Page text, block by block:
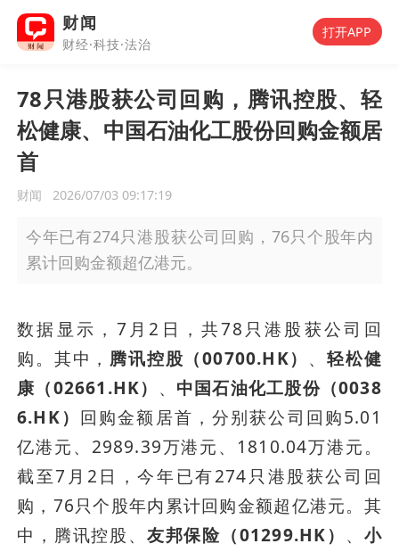
财闻
财经·科技·法治
打开APP
78只港股获公司回购，腾讯控股、轻
松健康、中国石油化工股份回购金额居
首
财闻 2026/07/03 09:17:19
今年已有274只港股获公司回购，76只个股年内
累计回购金额超亿港元。
数据显示，7月2日，共78只港股获公司回
购。其中， 腾讯控股（00700.HK） 、轻松健
康（02661.HK） 、 中国石油化工股份（0038
6.HK） 回购金额居首，分别获公司回购5.01
亿港元、2989.39万港元、1810.04万港元。
截至7月2日，今年已有274只港股获公司回
购，76只个股年内累计回购金额超亿港元。其
中，腾讯控股、 友邦保险（01299.HK） 、 小